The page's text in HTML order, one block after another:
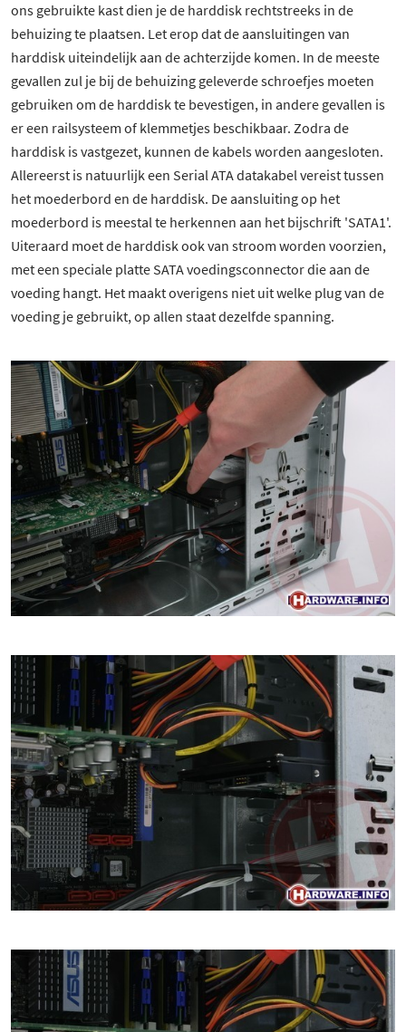
ons gebruikte kast dien je de harddisk rechtstreeks in de
behuizing te plaatsen. Let erop dat de aansluitingen van
harddisk uiteindelijk aan de achterzijde komen. In de meeste
gevallen zul je bij de behuizing geleverde schroefjes moeten
gebruiken om de harddisk te bevestigen, in andere gevallen is
er een railsysteem of klemmetjes beschikbaar. Zodra de
harddisk is vastgezet, kunnen de kabels worden aangesloten.
Allereerst is natuurlijk een Serial ATA datakabel vereist tussen
het moederbord en de harddisk. De aansluiting op het
moederbord is meestal te herkennen aan het bijschrift 'SATA1'.
Uiteraard moet de harddisk ook van stroom worden voorzien,
met een speciale platte SATA voedingsconnector die aan de
voeding hangt. Het maakt overigens niet uit welke plug van de
voeding je gebruikt, op allen staat dezelfde spanning.